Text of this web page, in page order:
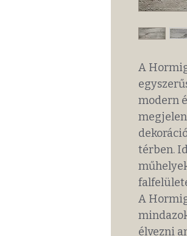
A
modern
térben.
A
élvezni